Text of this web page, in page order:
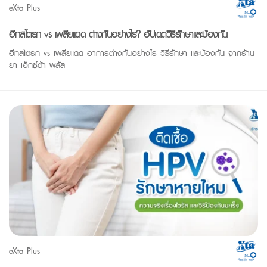
eXta Plus
ฮีทสโตรก vs เพลียแดด ต่างกันอย่างไร? อัปเดตวิธีรักษาและป้องกัน
ฮีทสโตรก vs เพลียแดด อาการต่างกันอย่างไร วิธีรักษา และป้องกัน จากร้าน
ยา เอ็กซ์ต้า พลัส
eXta Plus